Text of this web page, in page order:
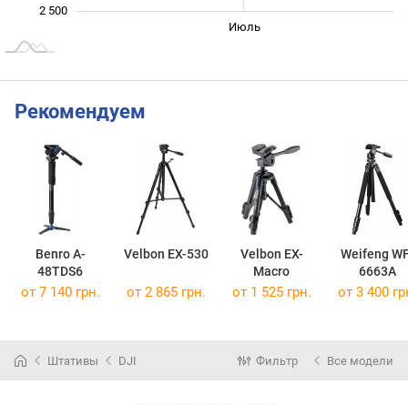
2 500
Июль
Рекомендуем
Benro A-
48TDS6
Velbon EX-530
Velbon EX-
Macro
Weifeng
6663A
от 7 140 грн. от 2 865 грн. от 1 525 грн. от 3 400
Штативы DJI Фильтр Все модели